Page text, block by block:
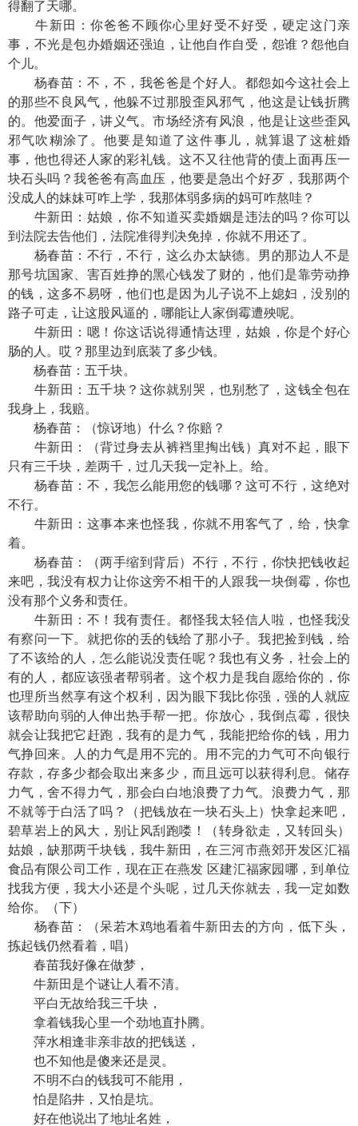
得翻了天哪。
牛新田：你爸爸不顾你心里好受不好受，硬定这门亲
事，不光是包办婚姻还强迫，让他自作自受，怨谁？怨他自
个儿。
杨春苗：不，不，我爸爸是个好人。都怨如今这社会上
的那些不良风气，他躲不过那股歪风邪气，他这是让钱折腾
的。他爱面子，讲义气。市场经济有风浪，他是让这些歪风
邪气吹糊涂了。他要是知道了这件事儿，就算退了这桩婚
事，他也得还人家的彩礼钱。这不又往他背的债上面再压一
块石头吗？我爸爸有高血压，他要是急出个好歹，我那两个
没成人的妹妹可咋上学，我那体弱多病的妈可咋熬哇？
牛新田：姑娘，你不知道买卖婚姻是违法的吗？你可以
到法院去告他们，法院准得判决免掉，你就不用还了。
杨春苗：不行，不行，这么办太缺德。男的那边人不是
那号坑国家、害百姓挣的黑心钱发了财的，他们是靠劳动挣
的钱，这多不易呀，他们也是因为儿子说不上媳妇，没别的
路子可走，让这股风逼的，哪能让人家倒霉遭殃呢。
牛新田：嗯！你这话说得通情达理，姑娘，你是个好心
肠的人。哎？那里边到底装了多少钱。
杨春苗：五千块。
牛新田：五千块？这你就别哭，也别愁了，这钱全包在
我身上，我赔。
杨春苗：（惊讶地）什么？你赔？
牛新田：（背过身去从裤裆里掏出钱）真对不起，眼下
只有三千块，差两千，过几天我一定补上。给。
杨春苗：不，我怎么能用您的钱哪？这可不行，这绝对
不行。
牛新田：这事本来也怪我，你就不用客气了，给，快拿
着。
杨春苗：（两手缩到背后）不行，不行，你快把钱收起
来吧，我没有权力让你这旁不相干的人跟我一块倒霉，你也
没有那个义务和责任。
牛新田：不！我有责任。都怪我太轻信人啦，也怪我没
有察问一下。就把你的丢的钱给了那小子。我把捡到钱，给
了不该给的人，怎么能说没责任呢？我也有义务，社会上的
有的人，都应该强者帮弱者。这个权力是我自愿给你的，你
也理所当然享有这个权利，因为眼下我比你强，强的人就应
该帮助向弱的人伸出热手帮一把。你放心，我倒点霉，很快
就会让我把它赶跑，我有的是力气，我能把给你的钱，用力
气挣回来。人的力气是用不完的。用不完的力气可不向银行
存款，存多少都会取出来多少，而且远可以获得利息。储存
力气，舍不得力气，那会白白地浪费了力气。浪费力气，那
不就等于白活了吗？（把钱放在一块石头上）快拿起来吧，
碧草岩上的风大，别让风刮跑喽！（转身欲走，又转回头）
姑娘，缺那两千块钱，我牛新田，在三河市燕郊开发区汇福
食品有限公司工作，现在正在燕发 区建汇福家园哪，到单位
找我方便，我大小还是个头呢，过几天你就去，我一定如数
给你。（下）
杨春苗：（呆若木鸡地看着牛新田去的方向，低下头，
拣起钱仍然看着，唱）
春苗我好像在做梦，
牛新田是个谜让人看不清。
平白无故给我三千块，
拿着钱我心里一个劲地直扑腾。
萍水相逢非亲非故的把钱送，
也不知他是傻来还是灵。
不明不白的钱我可不能用，
怕是陷井，又怕是坑。
好在他说出了地址名姓，